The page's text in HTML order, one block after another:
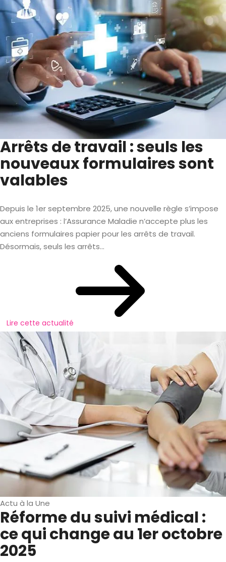
Arrêts de travail : seuls les
nouveaux formulaires sont
valables
Depuis le 1er septembre 2025, une nouvelle règle s’impose
aux entreprises : l’Assurance Maladie n’accepte plus les
anciens formulaires papier pour les arrêts de travail.
Désormais, seuls les arrêts...
Lire cette actualité
Actu à la Une
Réforme du suivi médical :
ce qui change au 1er octobre
2025